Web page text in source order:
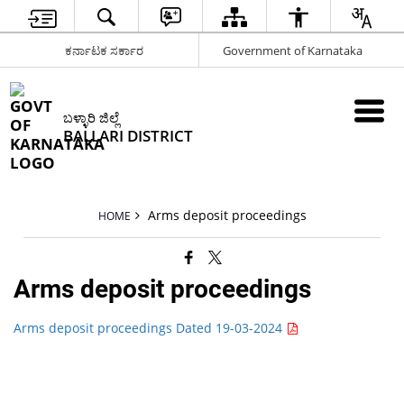
ಕರ್ನಾಟಕ ಸರ್ಕಾರ Government of Karnataka
ಬಳ್ಳಾರಿ ಜಿಲ್ಲೆ
BALLARI DISTRICT
HOME Arms deposit proceedings
Arms deposit proceedings
Arms deposit proceedings Dated 19-03-2024